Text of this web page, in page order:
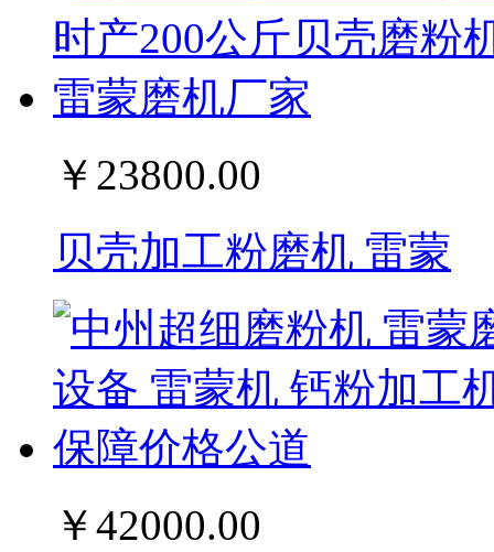
￥23800.00
贝壳加工粉磨机 雷蒙
￥42000.00